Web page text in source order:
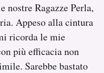
nostre Ragazze Perla,
Appeso alla cintura
ricorda le mie
più efficacia non
Sarebbe bastato